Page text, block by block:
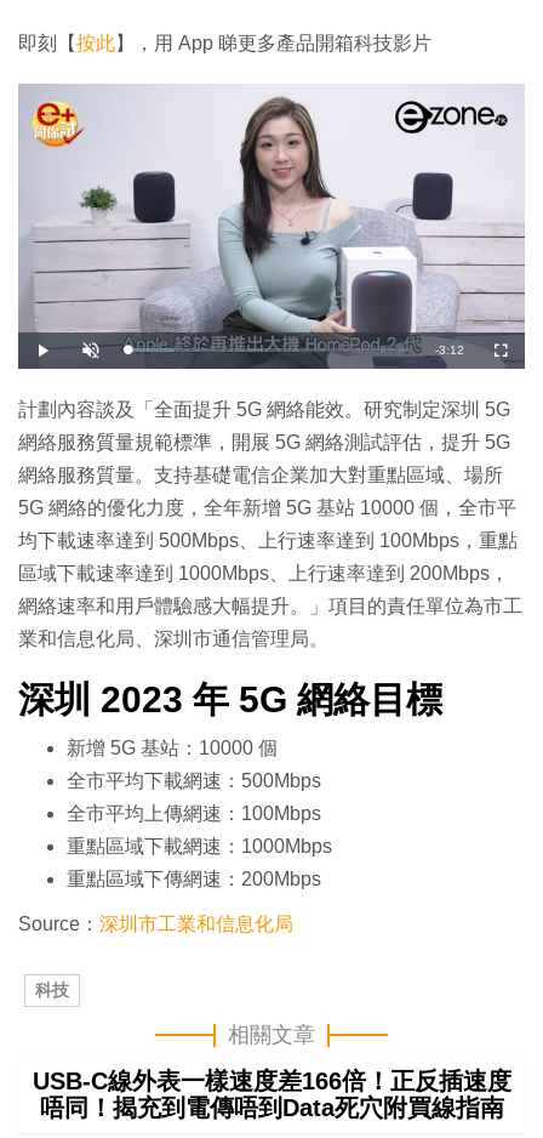
即刻【按此】，用 App 睇更多產品開箱科技影片
播
放
開
啟
載
:
1
.
8
%
剩
時
-3:12
全
螢
計劃內容談及「全面提升 5G 網絡能效。研究制定深圳 5G
網絡服務質量規範標準，開展 5G 網絡測試評估，提升 5G
網絡服務質量。支持基礎電信企業加大對重點區域、場所
5G 網絡的優化力度，全年新增 5G 基站 10000 個，全市平
均下載速率達到 500Mbps、上行速率達到 100Mbps，重點
區域下載速率達到 1000Mbps、上行速率達到 200Mbps，
網絡速率和用戶體驗感大幅提升。」項目的責任單位為市工
業和信息化局、深圳市通信管理局。
深圳 2023 年 5G 網絡目標
新增 5G 基站：10000 個
全市平均下載網速：500Mbps
全市平均上傳網速：100Mbps
重點區域下載網速：1000Mbps
重點區域下傳網速：200Mbps
Source： 深圳市工業和信息化局
科技
相關文章
USB-C線外表一樣速度差166倍！正反插速度
唔同！揭充到電傳唔到Data死穴附買線指南